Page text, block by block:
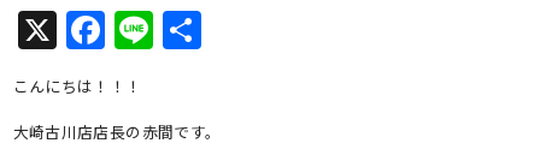
X Facebook
Line共
こんにちは！！！
大崎古川店店長の赤間です。